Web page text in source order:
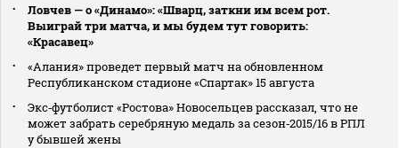
Ловчев — о «Динамо»: «Шварц, заткни им всем рот.
Выиграй три матча, и мы будем тут говорить:
«Красавец»
«Алания» проведет первый матч на обновленном
Республиканском стадионе «Спартак» 15 августа
Экс‑футболист «Ростова» Новосельцев рассказал, что не
может забрать серебряную медаль за сезон‑2015/16 в РПЛ
у бывшей жены